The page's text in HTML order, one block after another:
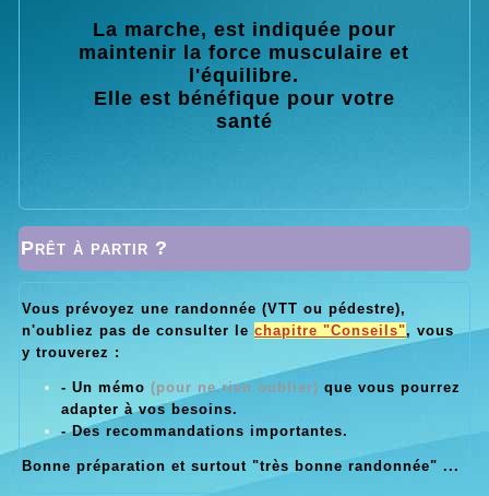
La marche, est indiquée pour
maintenir la force musculaire et
l'équilibre.
Elle est bénéfique pour votre
santé
Prêt à partir ?
Vous prévoyez une randonnée (VTT ou pédestre),
n'oubliez pas de consulter le chapitre "Conseils", vous
y trouverez :
- Un mémo (pour ne rien oublier) que vous pourrez
adapter à vos besoins.
- Des recommandations importantes.
Bonne préparation et surtout "très bonne randonnée" ...